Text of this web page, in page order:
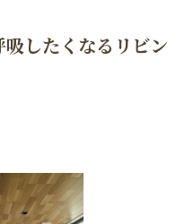
したくなるリビン